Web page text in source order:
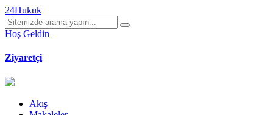
24Hukuk
Hoş Geldin
Ziyaretçi
Akış